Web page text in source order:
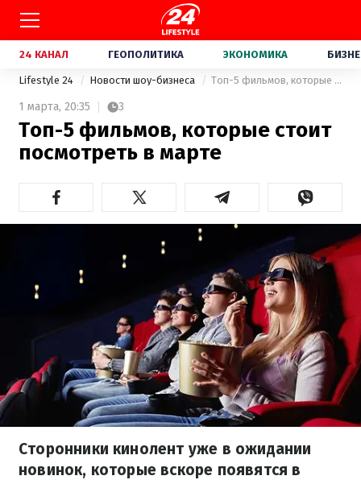
24 КАНАЛ ГЕОПОЛИТИКА ЭКОНОМИКА
Lifestyle 24 Новости шоу-бизнеса Топ-5 фильмов, которые стоит посмотреть в марте
1 марта, 20:35 3
Топ-5 фильмов, которые стоит
посмотреть в марте
Сторонники кинолент уже в ожидании
новинок, которые вскоре появятся в